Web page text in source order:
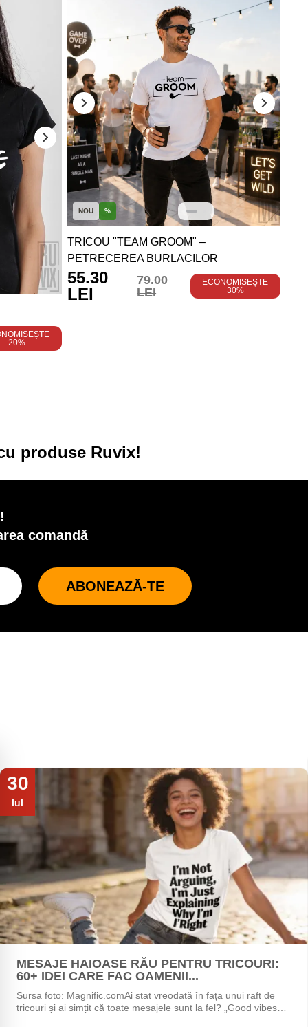
20%
NOU %
TRICOU "TEAM GROOM" –
PETRECEREA BURLACILOR
55.30
LEI
79.00
LEI
ECONOMISEȘTE
30%
produse Ruvix!
comandă
ABONEAZĂ-TE
30
Iul
MESAJE HAIOASE RĂU PENTRU TRICOURI:
60+ IDEI CARE FAC OAMENII...
Sursa foto: Magnific.comAi stat vreodată în fața unui raft de
tricouri și ai simțit că toate mesajele sunt la fel? „Good vibes